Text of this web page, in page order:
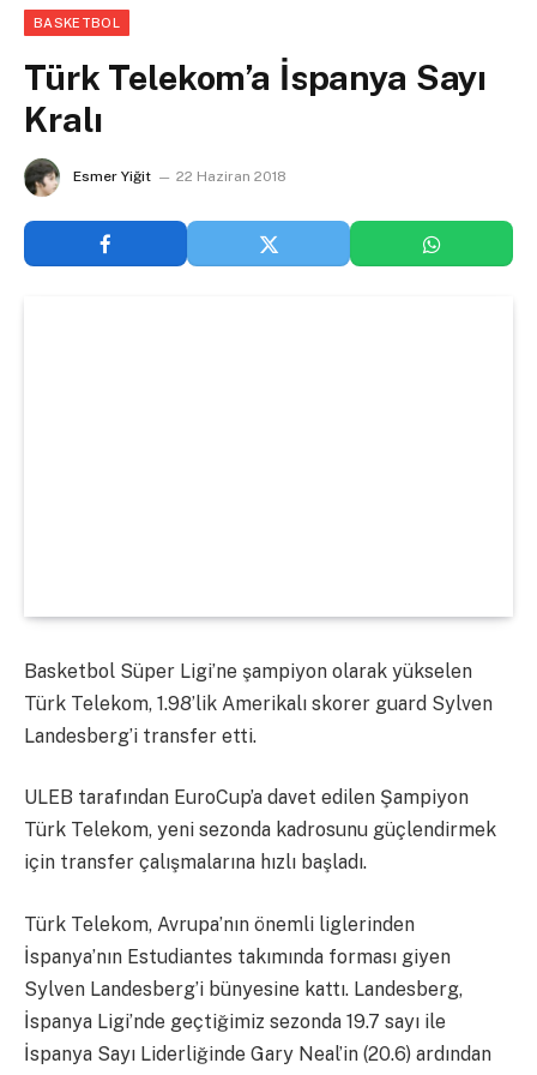
BASKETBOL
Türk Telekom’a İspanya Sayı
Kralı
Esmer Yiğit 22 Haziran 2018
Basketbol Süper Ligi’ne şampiyon olarak yükselen
Türk Telekom, 1.98’lik Amerikalı skorer guard Sylven
Landesberg’i transfer etti.
ULEB tarafından EuroCup’a davet edilen Şampiyon
Türk Telekom, yeni sezonda kadrosunu güçlendirmek
için transfer çalışmalarına hızlı başladı.
Türk Telekom, Avrupa’nın önemli liglerinden
İspanya’nın Estudiantes takımında forması giyen
Sylven Landesberg’i bünyesine kattı. Landesberg,
İspanya Ligi’nde geçtiğimiz sezonda 19.7 sayı ile
İspanya Sayı Liderliğinde Gary Neal’in (20.6) ardından